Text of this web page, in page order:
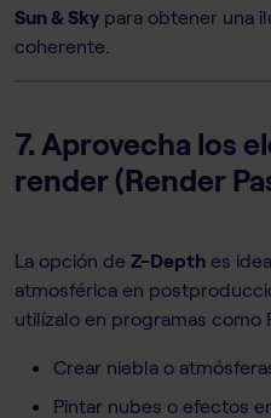
Sun & Sky para obtener una
coherente.
7. Aprovecha los
render (Render
La opción de Z-Depth es
atmosférica en
utilízalo en programas como
Crear niebla o
Pintar nubes o efectos